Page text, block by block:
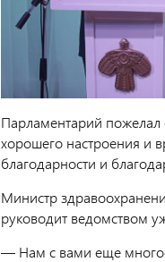
Парламентарий пожелал
хорошего настроения и
благодарности и
Министр
руководит ведомством
— Нам с вами еще